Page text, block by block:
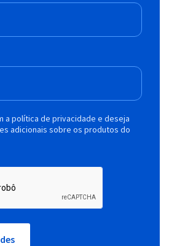
a política de privacidade e deseja
adicionais sobre os produtos do